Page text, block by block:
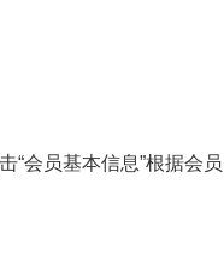
“会员基本信息”根据